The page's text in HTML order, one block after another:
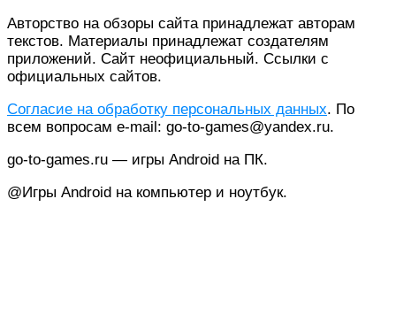
Авторство на обзоры сайта принадлежат авторам
текстов. Материалы принадлежат создателям
приложений. Сайт неофициальный. Cсылки с
официальных сайтов.
Согласие на обработку персональных данных. По
всем вопросам e-mail: go-to-games@yandex.ru.
go-to-games.ru — игры Android на ПК.
@Игры Android на компьютер и ноутбук.